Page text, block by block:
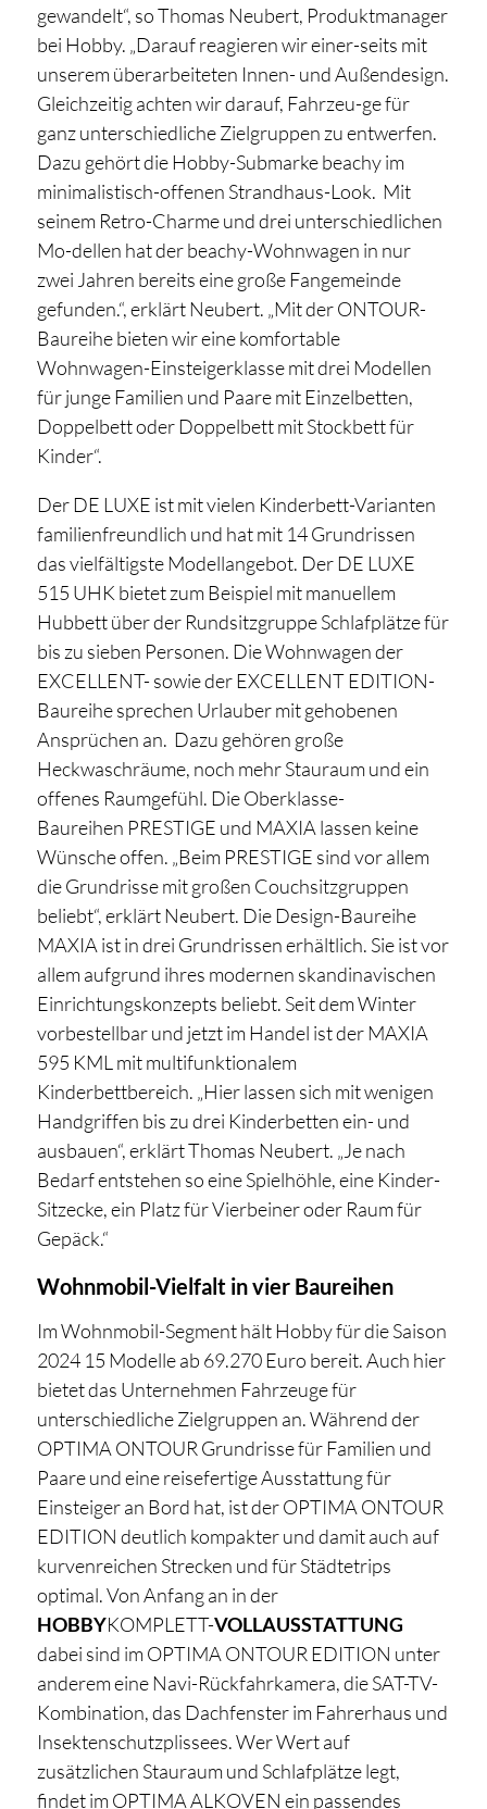
gewandelt“, so Thomas Neubert, Produktmanager
bei Hobby. „Darauf reagieren wir einer-seits mit
unserem überarbeiteten Innen- und Außendesign.
Gleichzeitig achten wir darauf, Fahrzeu-ge für
ganz unterschiedliche Zielgruppen zu entwerfen.
Dazu gehört die Hobby-Submarke beachy im
minimalistisch-offenen Strandhaus-Look. Mit
seinem Retro-Charme und drei unterschiedlichen
Mo-dellen hat der beachy-Wohnwagen in nur
zwei Jahren bereits eine große Fangemeinde
gefunden.“, erklärt Neubert. „Mit der ONTOUR-
Baureihe bieten wir eine komfortable
Wohnwagen-Einsteigerklasse mit drei Modellen
für junge Familien und Paare mit Einzelbetten,
Doppelbett oder Doppelbett mit Stockbett für
Kinder“.
Der DE LUXE ist mit vielen Kinderbett-Varianten
familienfreundlich und hat mit 14 Grundrissen
das vielfältigste Modellangebot. Der DE LUXE
515 UHK bietet zum Beispiel mit manuellem
Hubbett über der Rundsitzgruppe Schlafplätze für
bis zu sieben Personen. Die Wohnwagen der
EXCELLENT- sowie der EXCELLENT EDITION-
Baureihe sprechen Urlauber mit gehobenen
Ansprüchen an. Dazu gehören große
Heckwaschräume, noch mehr Stauraum und ein
offenes Raumgefühl. Die Oberklasse-
Baureihen PRESTIGE und MAXIA lassen keine
Wünsche offen. „Beim PRESTIGE sind vor allem
die Grundrisse mit großen Couchsitzgruppen
beliebt“, erklärt Neubert. Die Design-Baureihe
MAXIA ist in drei Grundrissen erhältlich. Sie ist vor
allem aufgrund ihres modernen skandinavischen
Einrichtungskonzepts beliebt. Seit dem Winter
vorbestellbar und jetzt im Handel ist der MAXIA
595 KML mit multifunktionalem
Kinderbettbereich. „Hier lassen sich mit wenigen
Handgriffen bis zu drei Kinderbetten ein- und
ausbauen“, erklärt Thomas Neubert. „Je nach
Bedarf entstehen so eine Spielhöhle, eine Kinder-
Sitzecke, ein Platz für Vierbeiner oder Raum für
Gepäck.“
Wohnmobil-Vielfalt in vier Baureihen
Im Wohnmobil-Segment hält Hobby für die Saison
2024 15 Modelle ab 69.270 Euro bereit. Auch hier
bietet das Unternehmen Fahrzeuge für
unterschiedliche Zielgruppen an. Während der
OPTIMA ONTOUR Grundrisse für Familien und
Paare und eine reisefertige Ausstattung für
Einsteiger an Bord hat, ist der OPTIMA ONTOUR
EDITION deutlich kompakter und damit auch auf
kurvenreichen Strecken und für Städtetrips
optimal. Von Anfang an in der
HOBBYKOMPLETT-VOLLAUSSTATTUNG
dabei sind im OPTIMA ONTOUR EDITION unter
anderem eine Navi-Rückfahrkamera, die SAT-TV-
Kombination, das Dachfenster im Fahrerhaus und
Insektenschutzplissees. Wer Wert auf
zusätzlichen Stauraum und Schlafplätze legt,
findet im OPTIMA ALKOVEN ein passendes